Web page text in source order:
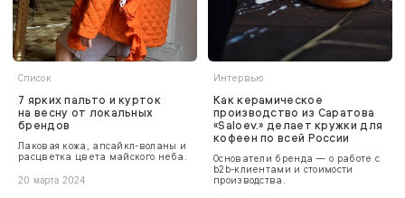
Список
7 ярких пальто и курток
на весну от локальных
брендов
Лаковая кожа, апсайкл-воланы и
расцветка цвета майского неба.
20 марта 2024
Интервью
Как керамическое
производство из Саратова
«Saloev.» делает кружки для
кофеен по всей России
Основатели бренда — о работе с
b2b-клиентами и стоимости
производства.